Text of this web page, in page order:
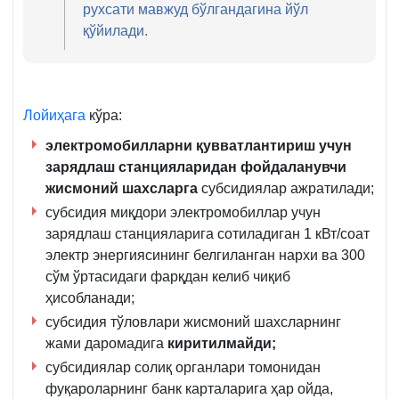
рухсати мавжуд бўлгандагина йўл
қўйилади.
Лойиҳага кўра:
электромобилларни қувватлантириш учун
зарядлаш станцияларидан фойдаланувчи
жисмоний шахсларга субсидиялар ажратилади;
субсидия миқдори электромобиллар учун
зарядлаш станцияларига сотиладиган 1 кВт/соат
электр энергиясининг белгиланган нархи ва 300
сўм ўртасидаги фарқдан келиб чиқиб
ҳисобланади;
субсидия тўловлари жисмоний шахсларнинг
жами даромадига киритилмайди;
субсидиялар солиқ органлари томонидан
фуқароларнинг банк карталарига ҳар ойда,